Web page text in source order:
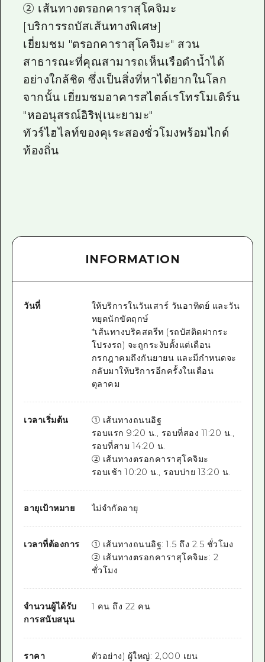
② เส้นทางตรอกคาราสุโคจิมะ
[บริการรถบัสเส้นทางพิเศษ]
เยี่ยมชม "ตรอกคาราสุโคจิมะ" สวน
สาธารณะที่คุณสามารถเห็นเรือดำน้ำได้
อย่างใกล้ชิด ซึ่งเป็นสิ่งที่หาได้ยากในโลก
จากนั้น เยี่ยมชมอาคารสไตล์เรโทรโมเดิร์น
"หออนุสรณ์อิริฟุเนะยามะ"
ทัวร์ไฮไลท์ของคุเระสองชั่วโมงพร้อมไกด์
ท้องถิ่น
INFORMATION
วันที่
ให้บริการในวันเสาร์ วันอาทิตย์ และวัน
หยุดนักขัตฤกษ์
*เส้นทางบริคสตรีท (รถบัสติดฝากระ
โปรงรถ) จะถูกระงับตั้งแต่เดือน
กรกฎาคมถึงกันยายน และมีกำหนดจะ
กลับมาให้บริการอีกครั้งในเดือน
ตุลาคม
เวลาเริ่มต้น
① เส้นทางถนนอิฐ
รอบแรก 9:20 น., รอบที่สอง 11:20 น.,
รอบที่สาม 14:20 น.
② เส้นทางตรอกคาราสุโคจิมะ
รอบเช้า 10:20 น., รอบบ่าย 13:20 น.
อายุเป้าหมาย ไม่จำกัดอายุ
เวลาที่ต้องการ
① เส้นทางถนนอิฐ: 1.5 ถึง 2.5 ชั่วโมง
② เส้นทางตรอกคาราสุโคจิมะ: 2
ชั่วโมง
จำนวนผู้ได้รับ
การสนับสนุน
1 คน ถึง 22 คน
ราคา ตัวอย่าง) ผู้ใหญ่: 2,000 เยน